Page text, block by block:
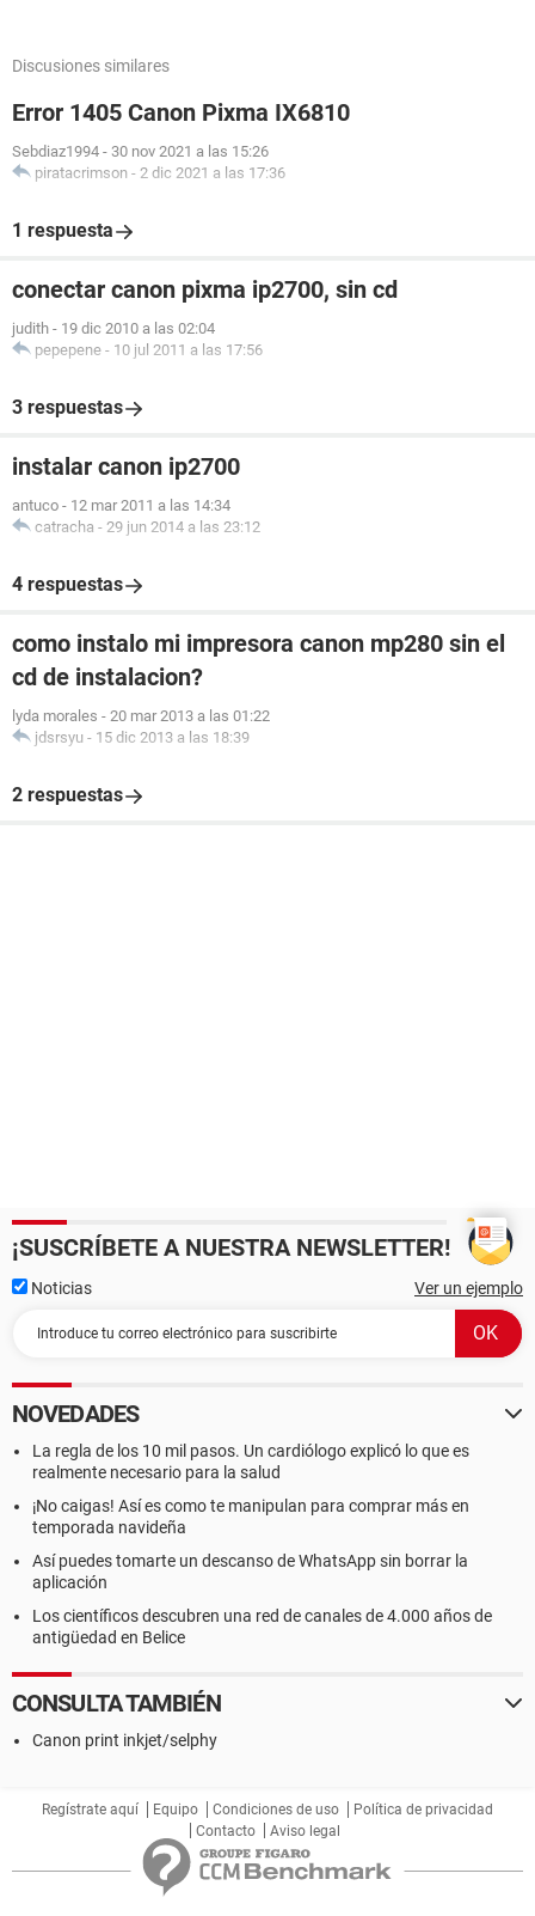
Discusiones similares
Error 1405 Canon Pixma IX6810
Sebdiaz1994 - 30 nov 2021 a las 15:26
piratacrimson - 2 dic 2021 a las 17:36
1 respuesta
conectar canon pixma ip2700, sin cd
judith - 19 dic 2010 a las 02:04
pepepene - 10 jul 2011 a las 17:56
3 respuestas
instalar canon ip2700
antuco - 12 mar 2011 a las 14:34
catracha - 29 jun 2014 a las 23:12
4 respuestas
como instalo mi impresora canon mp280 sin el
cd de instalacion?
lyda morales - 20 mar 2013 a las 01:22
jdsrsyu - 15 dic 2013 a las 18:39
2 respuestas
¡SUSCRÍBETE A NUESTRA NEWSLETTER!
Noticias Ver un ejemplo
NOVEDADES
La regla de los 10 mil pasos. Un cardiólogo explicó lo que es
realmente necesario para la salud
¡No caigas! Así es como te manipulan para comprar más en
temporada navideña
Así puedes tomarte un descanso de WhatsApp sin borrar la
aplicación
Los científicos descubren una red de canales de 4.000 años de
antigüedad en Belice
CONSULTA TAMBIÉN
Canon print inkjet/selphy
Regístrate aquí Equipo Condiciones de uso
Política de privacidad
Contacto
Aviso legal